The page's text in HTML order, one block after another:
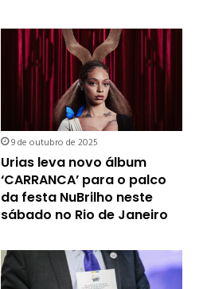
9 de outubro de 2025
Urias leva novo álbum
‘CARRANCA’ para o palco
da festa NuBrilho neste
sábado no Rio de Janeiro